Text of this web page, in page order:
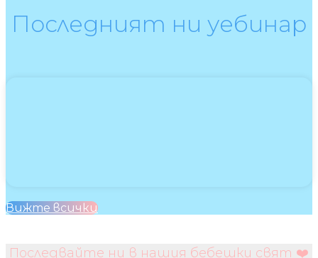
Последният ни уебинар
Вижте всички
Последвайте ни в нашия бебешки свят ❤️